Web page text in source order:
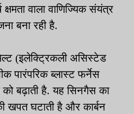
वाला वाणिज्यिक संयंत्र
बना रही है.
(इलेक्ट्रिकली असिस्टेड
पारंपरिक ब्लास्ट फर्नेस
को बढ़ाती है. यह सिनगैस का
खपत घटाती है और कार्बन